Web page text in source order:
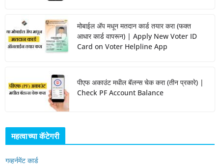
मोबाईल ॲप मधून मतदान कार्ड तयार करा (फक्त
आधार कार्ड वापरून) | Apply New Voter ID
Card on Voter Helpline App
पीएफ अकाउंट मधील बॅलन्स चेक करा (तीन प्रकारे) |
Check PF Account Balance
महत्वाच्या कॅटेगरी
गव्हर्नमेंट कार्ड